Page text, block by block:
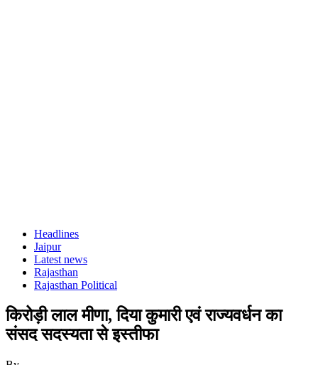
Headlines
Jaipur
Latest news
Rajasthan
Rajasthan Political
किरोड़ी लाल मीणा, दिया कुमारी एवं राज्यवर्धन का
संसद सदस्यता से इस्तीफा